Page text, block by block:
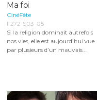
Ma foi
CinéFête
F272-S03-05
Si la religion dominait autrefois
nos vies, elle est aujourd’hui vue
par plusieurs d’un mauvais...